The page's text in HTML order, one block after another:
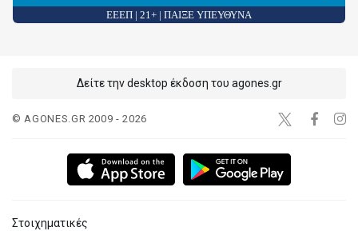
ΕΕΕΠ | 21+ | ΠΑΙΞΕ ΥΠΕΥΘΥΝΑ
Δείτε την desktop έκδοση του agones.gr
© AGONES.GR 2009 - 2026
Στοιχηματικές